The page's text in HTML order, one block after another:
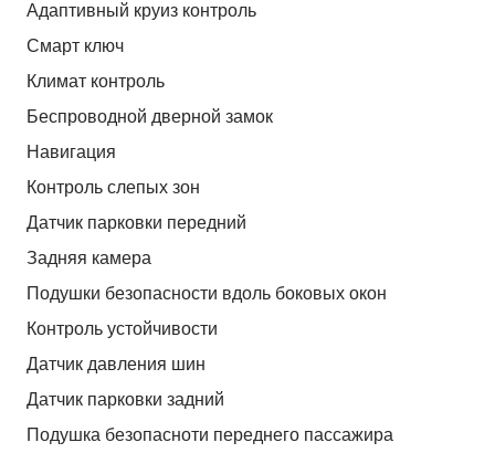
Адаптивный круиз контроль
Смарт ключ
Климат контроль
Беспроводной дверной замок
Навигация
Контроль слепых зон
Датчик парковки передний
Задняя камера
Подушки безопасности вдоль боковых окон
Контроль устойчивости
Датчик давления шин
Датчик парковки задний
Подушка безопасноти переднего пассажира